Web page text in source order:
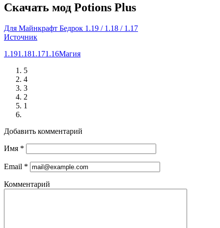
Скачать мод Potions Plus
Для Майнкрафт Бедрок 1.19 / 1.18 / 1.17
Источник
1.191.181.171.16Магия
5
4
3
2
1
Добавить комментарий
Имя *
Email *
Комментарий